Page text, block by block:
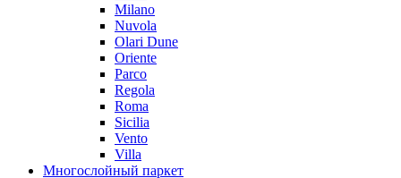
Milano
Nuvola
Olari Dune
Oriente
Parco
Regola
Roma
Sicilia
Vento
Villa
Многослойный паркет